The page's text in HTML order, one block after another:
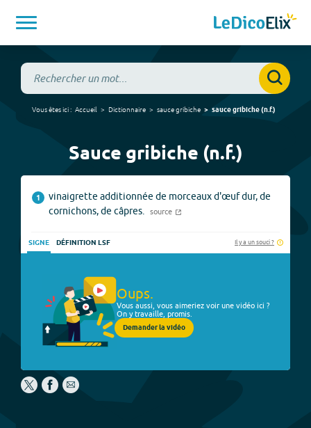
Vous êtes ici : Accueil Dictionnaire sauce gribiche sauce gribiche(n.f.)
Sauce gribiche (n.f.)
1
vinaigrette additionnée de morceaux d'œuf dur, de
cornichons, de câpres.
source
SIGNE DÉFINITION LSF Il y a un souci ?
Oups.
Vous aussi, vous aimeriez voir une vidéo ici ?
On y travaille, promis.
Demander la vidéo